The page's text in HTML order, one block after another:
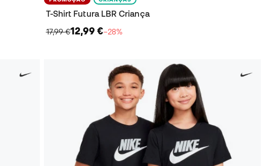
T-Shirt Futura LBR Criança
17,99 €12,99 €−28%